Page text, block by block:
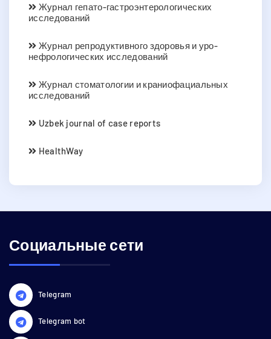
Журнал гепато-гастроэнтерологических
исследований
Журнал репродуктивного здоровья и уро-
нефрологических исследований
Журнал стоматологии и краниофациальных
исследований
Uzbek journal of case reports
HealthWay
Социальные сети
Telegram
Telegram bot